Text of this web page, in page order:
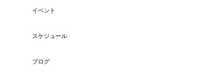
イベント
スケジュール
ブログ